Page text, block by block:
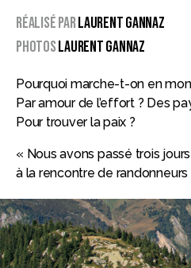
Réalisé parLAURENT GANNAZ
PhotosLAURENT GANNAZ
Pourquoi marche-t-on en
Par amour de l’effort ? Des
Pour trouver la paix ?
« Nous avons passé trois
à la rencontre de randonneurs